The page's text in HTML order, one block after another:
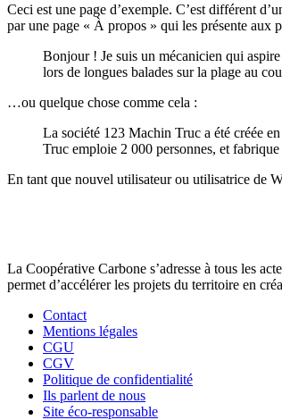
Ceci est une page d’exemple. C’est différent
par une page « À propos » qui les présente aux
Bonjour ! Je suis un mécanicien qui
lors de longues balades sur la plage au
…ou quelque chose comme cela :
La société 123 Machin Truc a été créée
Truc emploie 2 000 personnes, et
En tant que nouvel utilisateur ou utilisatrice de
La Coopérative Carbone s’adresse à tous les
permet d’accélérer les projets du territoire en
Contact
Mentions légales
CGU
CGV
Politique de confidentialité
Ils parlent de nous
Site éco-responsable